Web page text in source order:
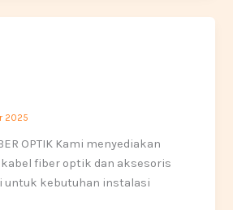
2025
OPTIK Kami menyediakan
fiber optik dan aksesoris
untuk kebutuhan instalasi